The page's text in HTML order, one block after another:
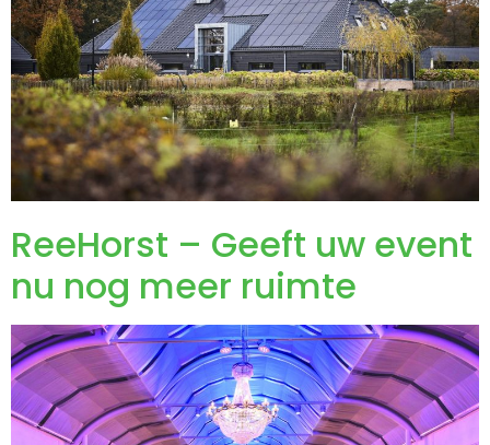
ReeHorst – Geeft uw event
nu nog meer ruimte